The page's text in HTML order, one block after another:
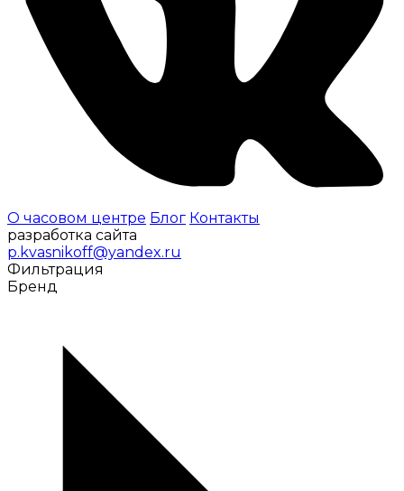
О часовом центре Блог Контакты
разработка сайта
p.kvasnikoff@yandex.ru
Фильтрация
Бренд